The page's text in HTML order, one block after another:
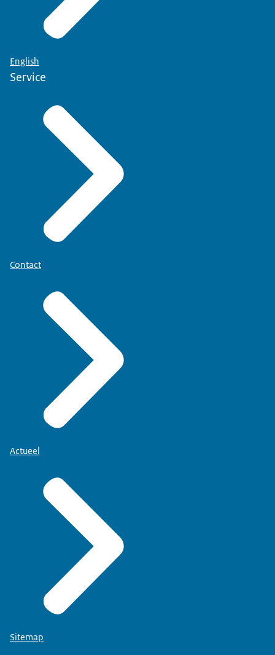
English
Service
Contact
Actueel
Sitemap